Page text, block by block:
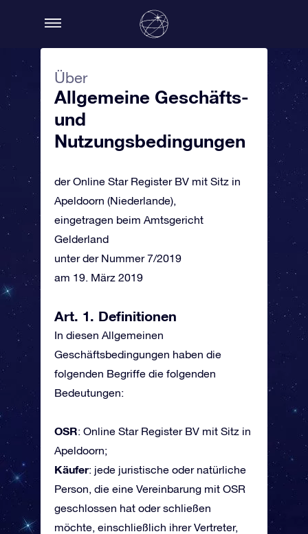
Über
Allgemeine Geschäfts-
und
Nutzungsbedingungen
der Online Star Register BV mit Sitz in
Apeldoorn (Niederlande),
eingetragen beim Amtsgericht
Gelderland
unter der Nummer 7/2019
am 19. März 2019
Art. 1. Definitionen
In diesen Allgemeinen
Geschäftsbedingungen haben die
folgenden Begriffe die folgenden
Bedeutungen:
OSR: Online Star Register BV mit Sitz in
Apeldoorn;
Käufer: jede juristische oder natürliche
Person, die eine Vereinbarung mit OSR
geschlossen hat oder schließen
möchte, einschließlich ihrer Vertreter,